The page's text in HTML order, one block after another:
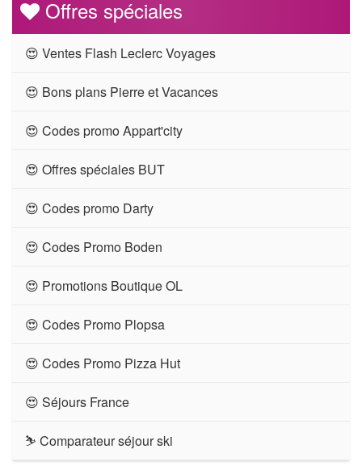
Offres spéciales
😍 Ventes Flash Leclerc Voyages
😍 Bons plans Pierre et Vacances
😍 Codes promo Appart'city
😍 Offres spéciales BUT
😍 Codes promo Darty
😍 Codes Promo Boden
😍 Promotions Boutique OL
😍 Codes Promo Plopsa
😍 Codes Promo Pizza Hut
😍 Séjours France
⛷ Comparateur séjour ski